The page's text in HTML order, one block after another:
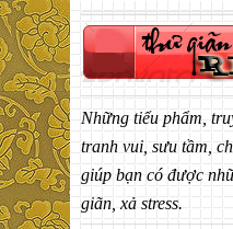
Những tiểu phẩm,
tranh vui, sưu tầm,
giúp bạn có được
giãn, xả stress.